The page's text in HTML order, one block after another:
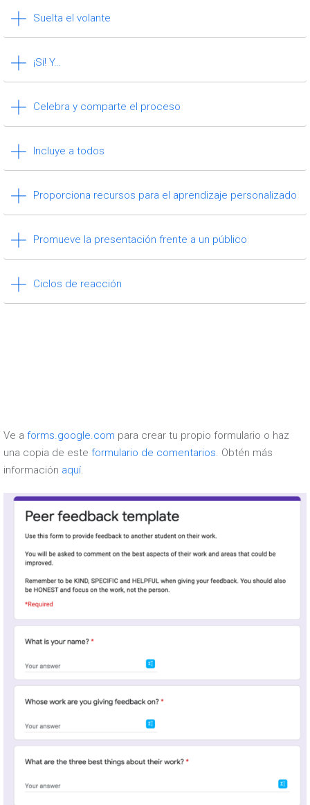
Suelta el volante
¡Sí! Y…
Celebra y comparte el proceso
Incluye a todos
Proporciona recursos para el aprendizaje personalizado
Promueve la presentación frente a un público
Ciclos de reacción
Ve a forms.google.com para crear tu propio formulario o haz
una copia de este formulario de comentarios. Obtén más
información aquí.